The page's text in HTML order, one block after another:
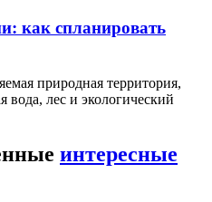
как спланировать
природная территория,
вода, лес и экологический
интересные